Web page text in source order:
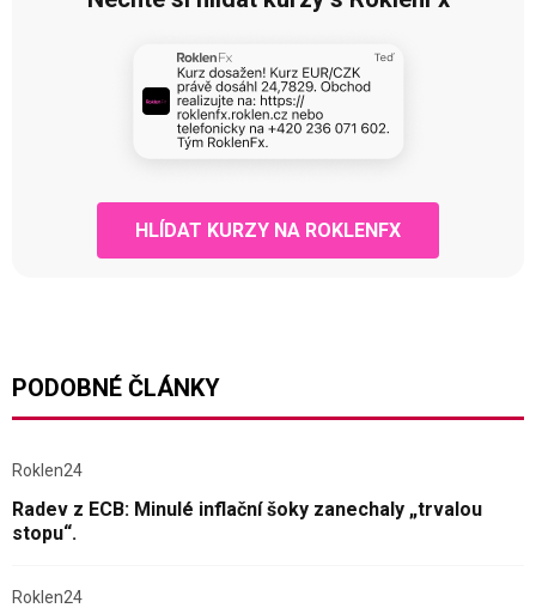
HLÍDAT KURZY NA ROKLENFX
PODOBNÉ ČLÁNKY
Roklen24
Radev z ECB: Minulé inflační šoky zanechaly „trvalou
stopu“.
Roklen24